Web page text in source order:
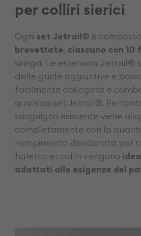
per colliri sierici
Ogni set Jetrail® è
brevettate, ciascuno con
siringa. Le estensioni Jetrail®
delle guide aggiuntive e
facilmente collegate e
qualsiasi set Jetrail®.
sanguigno esistente viene
completamente con la
riempimento desiderata per
fialetta e i colliri vengono
adattati alle esigenze del